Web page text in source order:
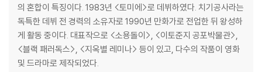
의 혼합이 특징이다. 1983년 <토미에>로 데뷔하였다. 치기공사라는
독특한 데뷔 전 경력의 소유자로 1990년 만화가로 전업한 뒤 왕성하
게 활동 중이다. 대표작으로 <소용돌이>, <이토준지 공포박물관>,
<블랙 패러독스>, <지옥별 레미나> 등이 있고, 다수의 작품이 영화
및 드라마로 제작되었다.